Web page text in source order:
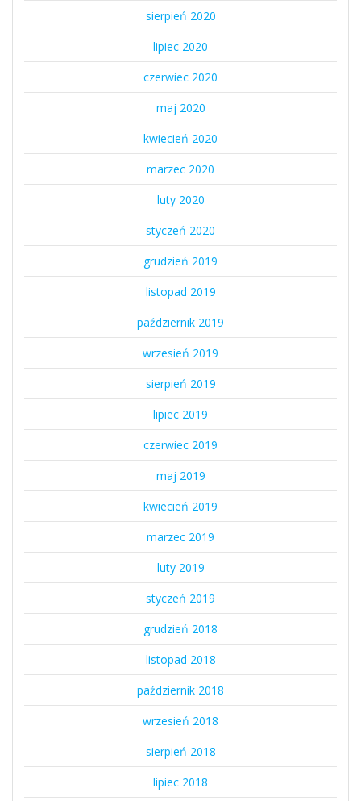
sierpień 2020
lipiec 2020
czerwiec 2020
maj 2020
kwiecień 2020
marzec 2020
luty 2020
styczeń 2020
grudzień 2019
listopad 2019
październik 2019
wrzesień 2019
sierpień 2019
lipiec 2019
czerwiec 2019
maj 2019
kwiecień 2019
marzec 2019
luty 2019
styczeń 2019
grudzień 2018
listopad 2018
październik 2018
wrzesień 2018
sierpień 2018
lipiec 2018